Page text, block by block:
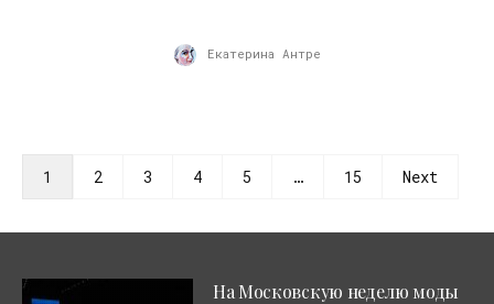
Екатерина Антре
1 2 3 4 5 … 15 Next
На Московскую неделю моды